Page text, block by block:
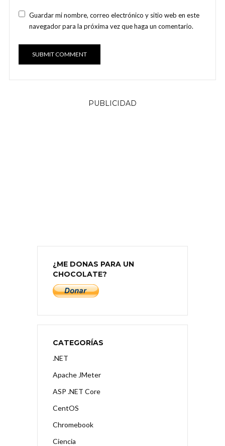
Guardar mi nombre, correo electrónico y sitio web en este
navegador para la próxima vez que haga un comentario.
PUBLICIDAD
¿ME DONAS PARA UN
CHOCOLATE?
CATEGORÍAS
.NET
Apache JMeter
ASP .NET Core
CentOS
Chromebook
Ciencia